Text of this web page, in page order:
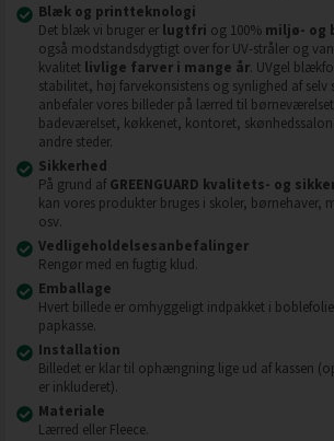
Blæk og printteknologi
Det blæk vi bruger er lugtfri og 100% miljø- og
også modstandsdygtigt over for UV-stråler og
kvalitet livlige farver i mange år. UVgel
stabilitet, høj farvekonsistens og synlighed af selv
anbefaler vores billeder på lærred til
badeværelset, køkkenet, kontoret,
andre steder.
Sikkerhed
På grund af GREENGUARD kvalitets- og
kan vores produkter bruges i skoler, børnehaver,
osv.
Vedligeholdelsesanbefalinger
Rengør med en fugtig klud.
Emballage
Hvert billede er omhyggeligt indpakket i
papkasse.
Installation
Billedet er klar til ophængning lige ud af kassen
er inkluderet).
Materiale
Lærred eller Fleece.